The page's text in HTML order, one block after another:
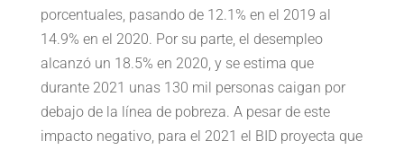
porcentuales, pasando de 12.1% en el 2019 al
14.9% en el 2020. Por su parte, el desempleo
alcanzó un 18.5% en 2020, y se estima que
durante 2021 unas 130 mil personas caigan por
debajo de la línea de pobreza. A pesar de este
impacto negativo, para el 2021 el BID proyecta que